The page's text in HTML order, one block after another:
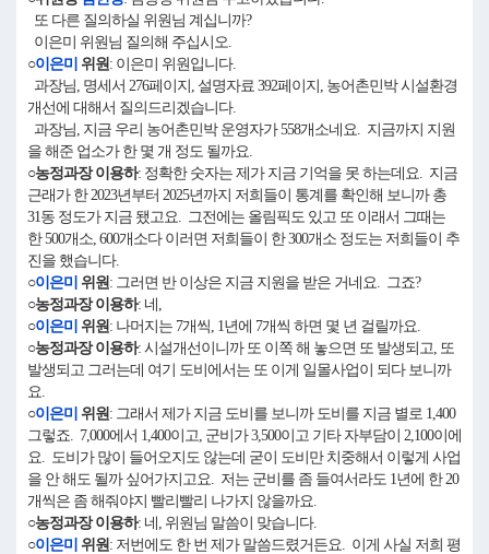
또 다른 질의하실 위원님 계십니까?
이은미 위원님 질의해 주십시오.
○이은미 위원: 이은미 위원입니다.
과장님, 명세서 276페이지, 설명자료 392페이지, 농어촌민박 시설환경
개선에 대해서 질의드리겠습니다.
과장님, 지금 우리 농어촌민박 운영자가 558개소네요. 지금까지 지원
을 해준 업소가 한 몇 개 정도 될까요.
○농정과장 이용하: 정확한 숫자는 제가 지금 기억을 못 하는데요. 지금
근래가 한 2023년부터 2025년까지 저희들이 통계를 확인해 보니까 총
31동 정도가 지금 됐고요. 그전에는 올림픽도 있고 또 이래서 그때는
한 500개소, 600개소다 이러면 저희들이 한 300개소 정도는 저희들이 추
진을 했습니다.
○이은미 위원: 그러면 반 이상은 지금 지원을 받은 거네요. 그죠?
○농정과장 이용하: 네,
○이은미 위원: 나머지는 7개씩, 1년에 7개씩 하면 몇 년 걸릴까요.
○농정과장 이용하: 시설개선이니까 또 이쪽 해 놓으면 또 발생되고, 또
발생되고 그러는데 여기 도비에서는 또 이게 일몰사업이 되다 보니까
요.
○이은미 위원: 그래서 제가 지금 도비를 보니까 도비를 지금 별로 1,400
그렇죠. 7,000에서 1,400이고, 군비가 3,500이고 기타 자부담이 2,100이에
요. 도비가 많이 들어오지도 않는데 굳이 도비만 치중해서 이렇게 사업
을 안 해도 될까 싶어가지고요. 저는 군비를 좀 들여서라도 1년에 한 20
개씩은 좀 해줘야지 빨리빨리 나가지 않을까요.
○농정과장 이용하: 네, 위원님 말씀이 맞습니다.
○이은미 위원: 저번에도 한 번 제가 말씀드렸거든요. 이게 사실 저희 평